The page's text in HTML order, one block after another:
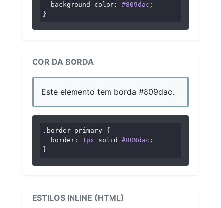
background-color : #809dac ;
}
COR DA BORDA
Este elemento tem borda #809dac.
.border-primary {
border : 1px solid #809dac ;
}
ESTILOS INLINE (HTML)